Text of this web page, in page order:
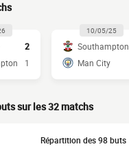
2
1
10/05/25
Southampton
Man City
sur les 32 matchs
Répartition des 98 buts